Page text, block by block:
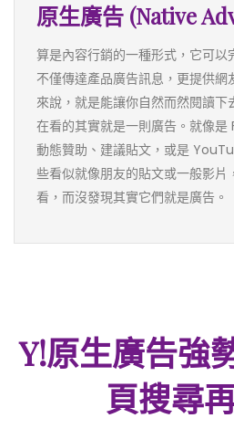
原生廣告 (Native
算是內容行銷的一種形式，它可以
不僅傳達產品廣告訊息，更提供
來說，就是能讓你自然而然閱讀下
在看的其實就是一則廣告。就像
動態贊助、建議貼文，或是
些看似就像朋友的貼文或一般影片
看，而沒發現其實它們就是廣告。
Y!原生廣告強
頁搜尋